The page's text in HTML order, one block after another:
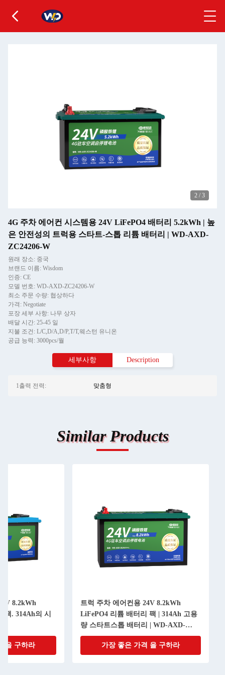
2 / 3
4G 주차 에어컨 시스템용 24V LiFePO4 배터리 5.2kWh | 높
은 안전성의 트럭용 스타트-스톱 리튬 배터리 | WD-AXD-
ZC24206-W
원래 장소: 중국
브랜드 이름: Wisdom
인증: CE
모델 번호: WD-AXD-ZC24206-W
최소 주문 수량: 협상하다
가격: Negotiate
포장 세부 사항: 나무 상자
배달 시간: 25-45 일
지불 조건: L/C,D/A,D/P,T/T,웨스턴 유니온
공급 능력: 3000pcs/월
세부사항 Description
1출력 전력: 맞춤형
Similar Products
8.2kWh
팩. 314Ah의 시
을 구하라
트럭 주차 에어컨용 24V 8.2kWh
LiFePO4 리튬 배터리 팩 | 314Ah 고용
량 스타트스톱 배터리 | WD-AXD-
ZC24314-L
가장 좋은 가격 을 구하라